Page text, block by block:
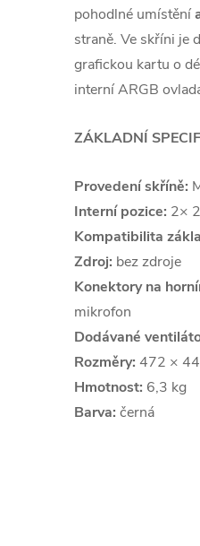
pohodlné umístění
straně. Ve skříni je
grafickou kartu o
interní ARGB
ZÁKLADNÍ
Provedení skříně:
Interní pozice: 2×
Kompatibilita
Zdroj: bez zdroje
Konektory na
mikrofon
Dodávané
Rozměry: 472 ×
Hmotnost: 6,3 kg
Barva: černá